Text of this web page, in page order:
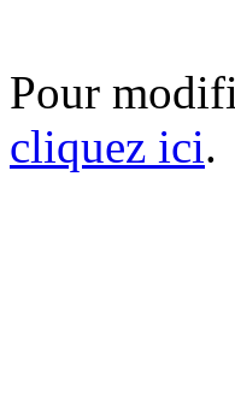
Pour
cliquez ici.